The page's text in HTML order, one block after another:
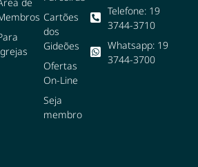
Cartões
dos
Gideões
Ofertas
On-Line
Seja
membro
de
Telefone: 19
3744-3710
Whatsapp: 19
3744-3700